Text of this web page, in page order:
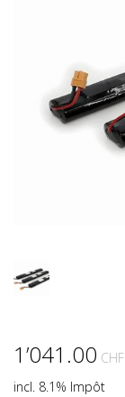
1’041.00 CHF
incl. 8.1% Impôt